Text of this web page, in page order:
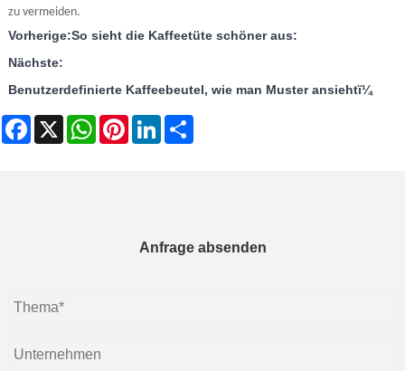
zu vermeiden.
Vorherige:So sieht die Kaffeetüte schöner aus:
Nächste:
Benutzerdefinierte Kaffeebeutel, wie man Muster ansiehtï¼
Facebook
X WhatsAppPinterestLinkedIn
Anfrage absenden